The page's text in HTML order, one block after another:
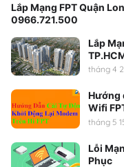
Lắp Mạng FPT Quận
0966.721.500
Lắp
tháng 4
Hướng
Wifi
tháng 5
Lỗi
Phục